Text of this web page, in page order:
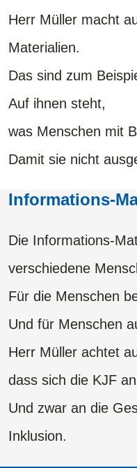
Herr Müller macht
Materialien.
Das sind zum
Auf ihnen steht,
was Menschen mit
Damit sie nicht
Informations-
Die Informations-
verschiedene
Für die Menschen
Und für Menschen
Herr Müller achtet
dass sich die KJF
Und zwar an die
Inklusion.